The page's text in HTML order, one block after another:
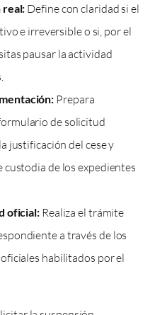
real: Define con claridad si el
e irreversible o si, por el
pausar la actividad
Prepara
de solicitud
justificación del cese y
de los expedientes
oficial: Realiza el trámite
a través de los
habilitados por el